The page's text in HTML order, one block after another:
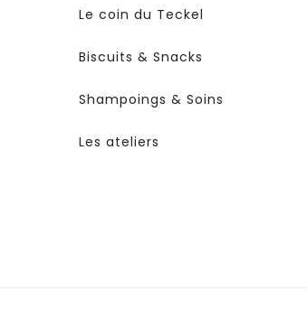
Le coin du Teckel
Biscuits & Snacks
Shampoings & Soins
Les ateliers